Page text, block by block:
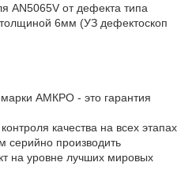
AN5065V от дефекта типа
6мм (УЗ дефектоскоп
АМКРО - это гарантия
качества на всех этапах
серийно производить
на уровне лучших мировых